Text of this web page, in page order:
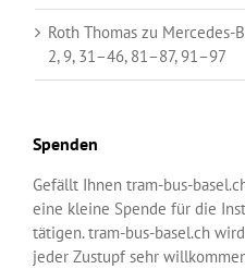
Roth Thomas zu Mercedes-
2, 9, 31–46, 81–87, 91–97
Spenden
Gefällt Ihnen tram-bus-
eine kleine Spende für die
tätigen. tram-bus-basel.ch
jeder Zustupf sehr